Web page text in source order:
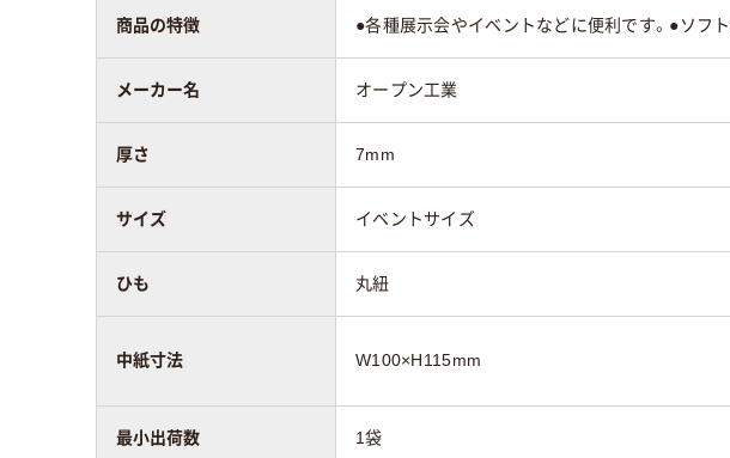
商品の特徴 ●各種展示会やイベントなどに便利です。●ソフ
メーカー名 オープン工業
厚さ 7mm
サイズ イベントサイズ
ひも 丸紐
中紙寸法 W100×H115mm
最小出荷数 1袋